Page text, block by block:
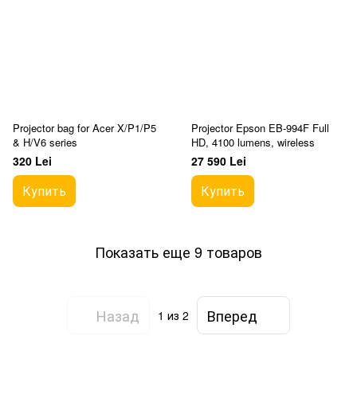
Projector bag for Acer X/P1/P5
& H/V6 series
320 Lei
Купить
Projector Epson EB-994F Full
HD, 4100 lumens, wireless
27 590 Lei
Купить
Показать еще 9 товаров
Назад 1 из 2 Вперед